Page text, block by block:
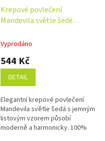
Krepové povlečení
Mandevila světle šedé
Vyprodáno
544 Kč
DETAIL
Elegantní krepové povlečení
Mandevila světle šedá s jemným
listovým vzorem působí
moderně a harmonicky. 100%